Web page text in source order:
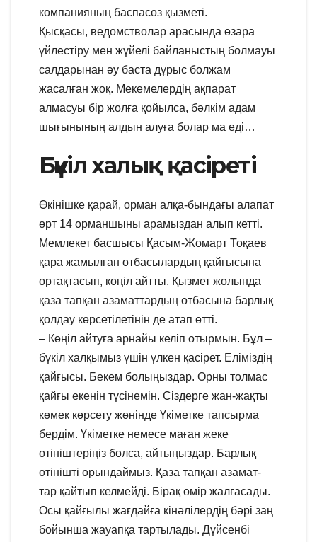
компанияның баспасөз қызметі.
Қысқасы, ведомстволар арасында өзара
үйлестіру мен жүйелі байланыстың болмауы
салдарынан әу баста дұрыс болжам
жасалған жоқ. Мекемелердің ақпарат
алмасуы бір жолға қойылса, бәлкім адам
шығынының алдын алуға болар ма еді…
Бүкіл халық қасіреті
Өкінішке қарай, орман алқа-бындағы алапат
өрт 14 орманшыны арамыздан алып кетті.
Мемлекет басшысы Қасым-Жомарт Тоқаев
қара жамылған отбасылардың қайғысына
ортақтасып, көңіл айтты. Қызмет жолында
қаза тапқан азаматтардың отбасына барлық
қолдау көрсетілетінін де атап өтті.
– Көңіл айтуға арнайы келіп отырмын. Бұл –
бүкіл халқымыз үшін үлкен қасірет. Еліміздің
қайғысы. Бекем болыңыздар. Орны толмас
қайғы екенін түсінемін. Сіздерге жан-жақты
көмек көрсету жөнінде Үкіметке тапсырма
бердім. Үкіметке немесе маған жеке
өтініштеріңіз болса, айтыңыздар. Барлық
өтінішті орындаймыз. Қаза тапқан азамат-
тар қайтып келмейді. Бірақ өмір жалғасады.
Осы қайғылы жағдайға кінәлілердің бәрі заң
бойынша жауапқа тартылады. Дүйсенбі